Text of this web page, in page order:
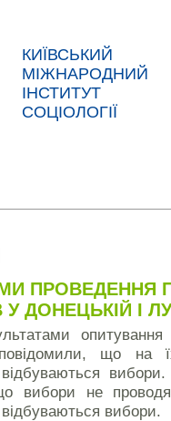
КИЇВСЬКИЙ
МІЖНАРОДНИЙ
ІНСТИТУТ
СОЦІОЛОГІЇ
ПРОВЕДЕННЯ
У ДОНЕЦЬКІЙ І
повідомили, що на
відбуваються
вибори не
вибори.